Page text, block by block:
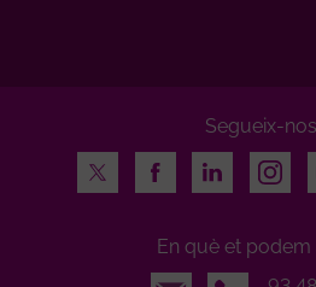
Segueix-
Twitter
FacebookLinkedIn
En què et podem